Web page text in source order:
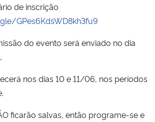
de inscrição
GPes6KdsWD8kh3fu9
do evento será enviado no dia
nos dias 10 e 11/06, nos períodos
ficarão salvas, então programe-se e